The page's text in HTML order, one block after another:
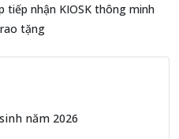
tiếp nhận KIOSK thông minh
tặng
năm 2026